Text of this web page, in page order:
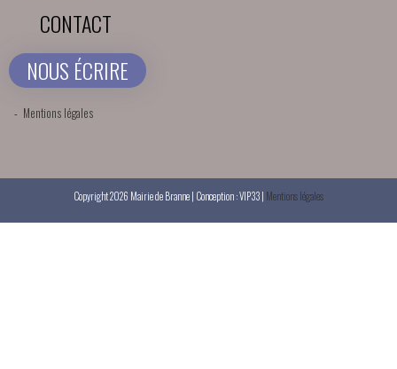
CONTACT
NOUS ÉCRIRE
- Mentions légales
Copyright 2026 Mairie de Branne | Conception : VIP33 | Mentions légales